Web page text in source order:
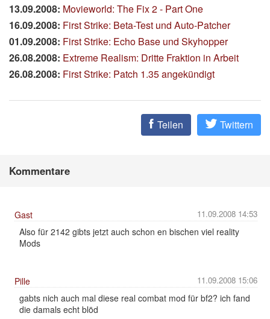
13.09.2008: Movieworld: The Fix 2 - Part One
16.09.2008: First Strike: Beta-Test und Auto-Patcher
01.09.2008: First Strike: Echo Base und Skyhopper
26.08.2008: Extreme Realism: Dritte Fraktion in Arbeit
26.08.2008: First Strike: Patch 1.35 angekündigt
Teilen Twittern
Kommentare
11.09.2008 14:53
Gast
Also für 2142 gibts jetzt auch schon en bischen viel reality
Mods
11.09.2008 15:06
Pille
gabts nich auch mal diese real combat mod für bf2? ich fand
die damals echt blöd